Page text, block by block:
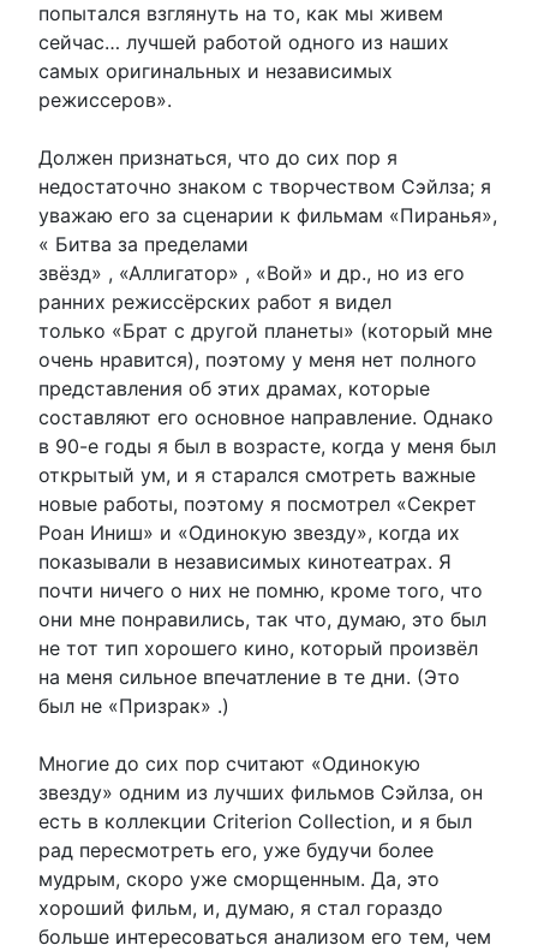
попытался взглянуть на то, как мы живем
сейчас… лучшей работой одного из наших
самых оригинальных и независимых
режиссеров».
Должен признаться, что до сих пор я
недостаточно знаком с творчеством Сэйлза; я
уважаю его за сценарии к фильмам «Пиранья»,
« Битва за пределами
звёзд» , «Аллигатор» , «Вой» и др., но из его
ранних режиссёрских работ я видел
только «Брат с другой планеты» (который мне
очень нравится), поэтому у меня нет полного
представления об этих драмах, которые
составляют его основное направление. Однако
в 90-е годы я был в возрасте, когда у меня был
открытый ум, и я старался смотреть важные
новые работы, поэтому я посмотрел «Секрет
Роан Иниш» и «Одинокую звезду», когда их
показывали в независимых кинотеатрах. Я
почти ничего о них не помню, кроме того, что
они мне понравились, так что, думаю, это был
не тот тип хорошего кино, который произвёл
на меня сильное впечатление в те дни. (Это
был не «Призрак» .)
Многие до сих пор считают «Одинокую
звезду» одним из лучших фильмов Сэйлза, он
есть в коллекции Criterion Collection, и я был
рад пересмотреть его, уже будучи более
мудрым, скоро уже сморщенным. Да, это
хороший фильм, и, думаю, я стал гораздо
больше интересоваться анализом его тем, чем